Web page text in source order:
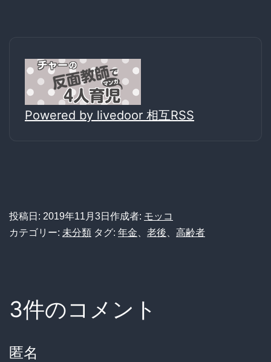
Powered by livedoor 相互RSS
投稿日: 2019年11月3日 作成者: モッコ
カテゴリー: 未分類 タグ: 年金 老後 高齢者
3件のコメント
匿名